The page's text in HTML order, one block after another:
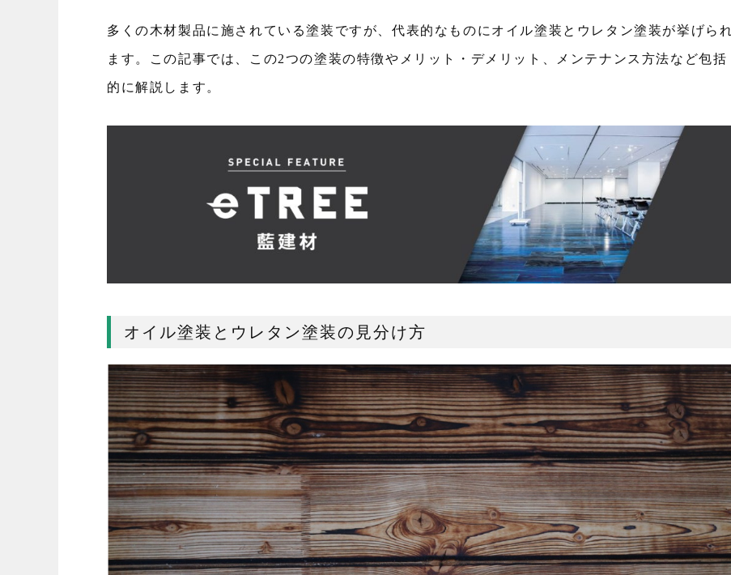
多くの木材製品に施されている塗装ですが、代表的なものにオイル塗装とウレタン塗装が挙げら
ます。この記事では、この2つの塗装の特徴やメリット・デメリット、メンテナンス方法など包括
的に解説します。
オイル塗装とウレタン塗装の見分け方